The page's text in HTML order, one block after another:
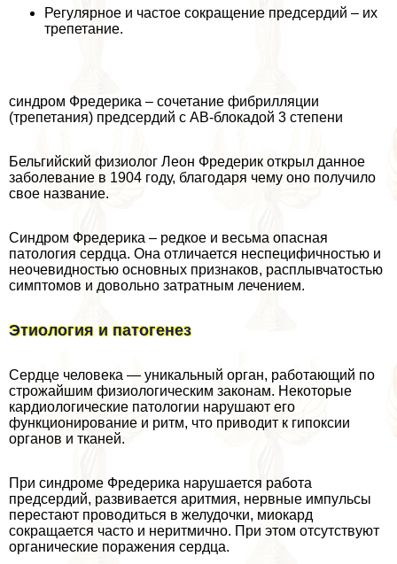
Регулярное и частое сокращение предсердий – их
трепетание.
синдром Фредерика – сочетание фибрилляции
(трепетания) предсердий с АВ-блокадой 3 степени
Бельгийский физиолог Леон Фредерик открыл данное
заболевание в 1904 году, благодаря чему оно получило
свое название.
Синдром Фредерика – редкое и весьма опасная
патология сердца. Она отличается неспецифичностью и
неочевидностью основных признаков, расплывчатостью
симптомов и довольно затратным лечением.
Этиология и патогенез
Сердце человека — уникальный орган, работающий по
строжайшим физиологическим законам. Некоторые
кардиологические патологии нарушают его
функционирование и ритм, что приводит к гипоксии
органов и тканей.
При синдроме Фредерика нарушается работа
предсердий, развивается аритмия, нервные импульсы
перестают проводиться в желудочки, миокард
сокращается часто и неритмично. При этом отсутствуют
органические поражения сердца.